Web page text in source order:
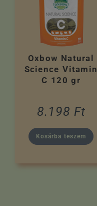
Oxbow Natural
Science Vitamin
C 120 gr
8.198 Ft
Kosárba teszem